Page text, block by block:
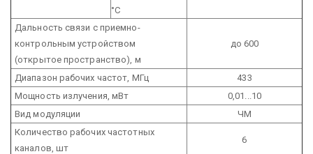
°С
Дальность связи с приемно-
контрольным устройством
(открытое пространство), м
до 600
Диапазон рабочих частот, МГц
433
Мощность излучения, мВт
0,01...10
Вид модуляции
ЧМ
Количество рабочих частотных
каналов, шт
6